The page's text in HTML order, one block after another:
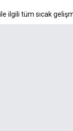
ilgili tüm sıcak